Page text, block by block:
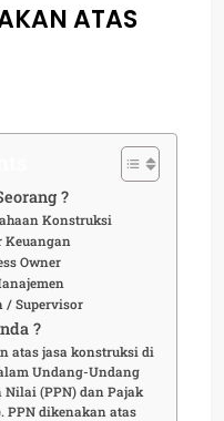
ATAS
?
Konstruksi
Keuangan
Owner
/ Supervisor
?
atas jasa konstruksi di
Undang-Undang
Nilai (PPN) dan Pajak
PPN dikenakan atas